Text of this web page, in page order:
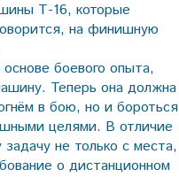
Т-16, которые
на финишную
боевого опыта,
Теперь она должна
в бою, но и бороться
целями. В отличие
не только с места,
о дистанционном